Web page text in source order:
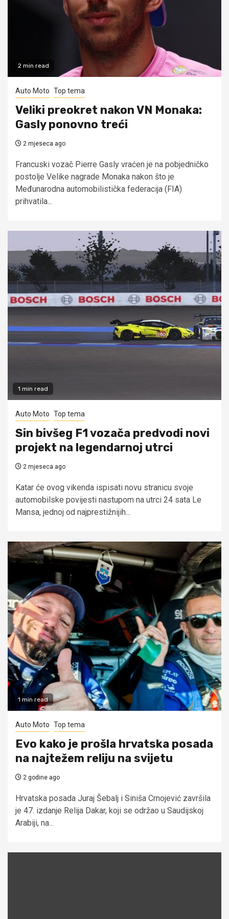
2 min read
Auto Moto Top tema
Veliki preokret nakon VN Monaka:
Gasly ponovno treći
2 mjeseca ago
Francuski vozač Pierre Gasly vraćen je na pobjedničko
postolje Velike nagrade Monaka nakon što je
Međunarodna automobilistička federacija (FIA)
prihvatila...
1 min read
Auto Moto Top tema
Sin bivšeg F1 vozača predvodi novi
projekt na legendarnoj utrci
2 mjeseca ago
Katar će ovog vikenda ispisati novu stranicu svoje
automobilske povijesti nastupom na utrci 24 sata Le
Mansa, jednoj od najprestižnijih...
1 min read
Auto Moto Top tema
Evo kako je prošla hrvatska posada
na najtežem reliju na svijetu
2 godine ago
Hrvatska posada Juraj Šebalj i Siniša Crnojević završila
je 47. izdanje Relija Dakar, koji se održao u Saudijskoj
Arabiji, na...